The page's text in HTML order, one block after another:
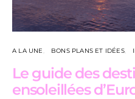
A LA UNE BONS PLANS ET IDÉES
Le guide des
ensoleillées